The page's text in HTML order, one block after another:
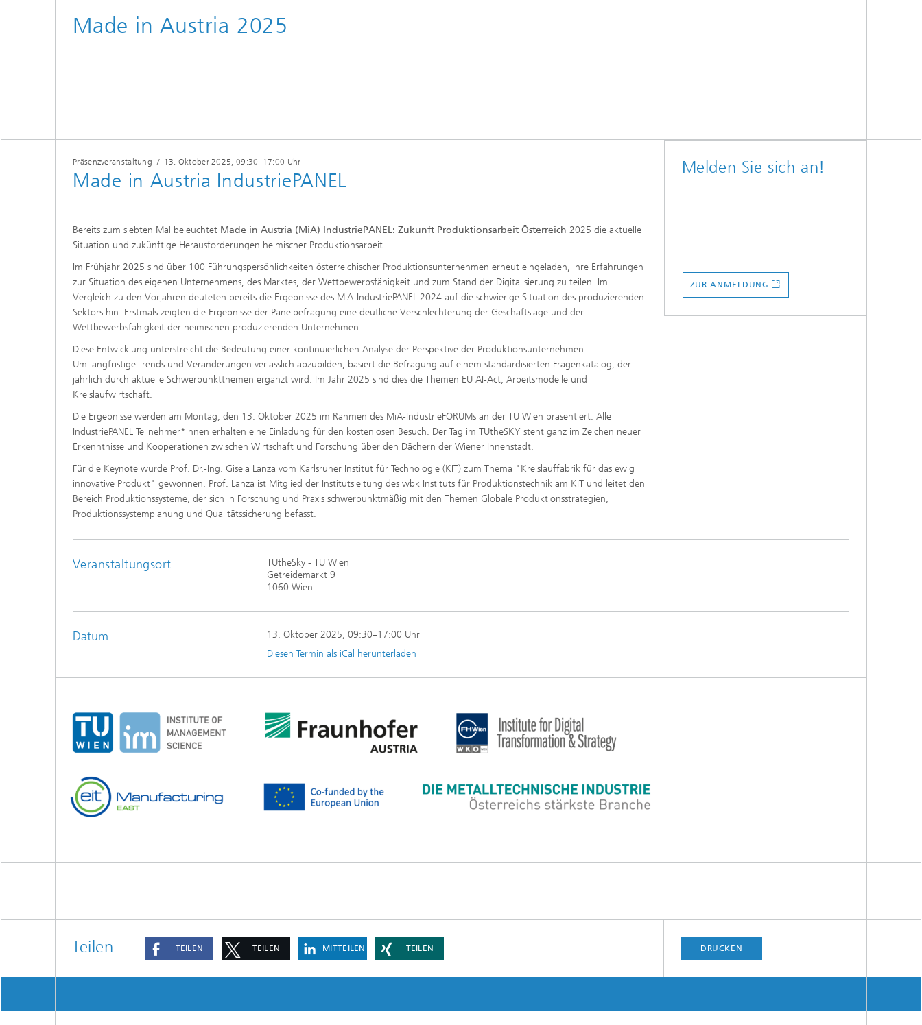
Made in Austria 2025
Präsenzveranstaltung / 13. Oktober 2025, 09:30–17:00 Uhr
Made in Austria IndustriePANEL
Bereits zum siebten Mal beleuchtet Made in Austria (MiA) IndustriePANEL: Zukunft Produktionsarbeit Österreich 2025 die aktuelle
Situation und zukünftige Herausforderungen heimischer Produktionsarbeit.
Im Frühjahr 2025 sind über 100 Führungspersönlichkeiten österreichischer Produktionsunternehmen erneut eingeladen, ihre Erfahrungen
zur Situation des eigenen Unternehmens, des Marktes, der Wettbewerbsfähigkeit und zum Stand der Digitalisierung zu teilen. Im
Vergleich zu den Vorjahren deuteten bereits die Ergebnisse des MiA-IndustriePANEL 2024 auf die schwierige Situation des produzierenden
Sektors hin. Erstmals zeigten die Ergebnisse der Panelbefragung eine deutliche Verschlechterung der Geschäftslage und der
Wettbewerbsfähigkeit der heimischen produzierenden Unternehmen.
Diese Entwicklung unterstreicht die Bedeutung einer kontinuierlichen Analyse der Perspektive der Produktionsunternehmen.
Um langfristige Trends und Veränderungen verlässlich abzubilden, basiert die Befragung auf einem standardisierten Fragenkatalog, der
jährlich durch aktuelle Schwerpunktthemen ergänzt wird. Im Jahr 2025 sind dies die Themen EU AI-Act, Arbeitsmodelle und
Kreislaufwirtschaft.
Die Ergebnisse werden am Montag, den 13. Oktober 2025 im Rahmen des MiA-IndustrieFORUMs an der TU Wien präsentiert. Alle
IndustriePANEL Teilnehmer*innen erhalten eine Einladung für den kostenlosen Besuch. Der Tag im TUtheSKY steht ganz im Zeichen neuer
Erkenntnisse und Kooperationen zwischen Wirtschaft und Forschung über den Dächern der Wiener Innenstadt.
Für die Keynote wurde Prof. Dr.-Ing. Gisela Lanza vom Karlsruher Institut für Technologie (KIT) zum Thema "Kreislauffabrik für das ewig
innovative Produkt" gewonnen. Prof. Lanza ist Mitglied der Institutsleitung des wbk Instituts für Produktionstechnik am KIT und leitet den
Bereich Produktionssysteme, der sich in Forschung und Praxis schwerpunktmäßig mit den Themen Globale Produktionsstrategien,
Produktionssystemplanung und Qualitätssicherung befasst.
Melden Sie sich an!
ZUR ANMELDUNG
Veranstaltungsort
TUtheSky - TU Wien
Getreidemarkt 9
1060 Wien
Datum 13. Oktober 2025, 09:30–17:00 Uhr
Diesen Termin als iCal herunterladen
Teilen TEILEN TEILEN MITTEILEN TEILEN DRUCKEN